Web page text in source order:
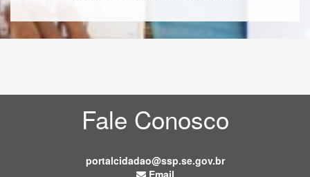
Fale Conosco
portalcidadao@ssp.se.gov.br
Email